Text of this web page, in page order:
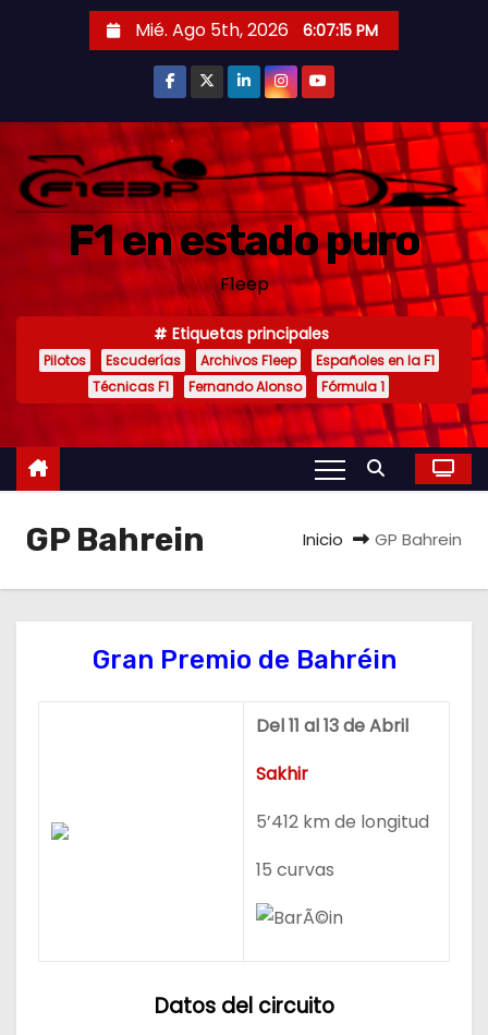
i
Mié. Ago 5th, 2026 6:07:17 PM
F1 en estado puro
F1eep
Etiquetas principales
Pilotos Escuderías Archivos F1eep
Españoles en la F1
Técnicas F1
Fernando Alonso Fórmula 1
GP Bahrein Inicio GP Bahrein
Gran Premio de Bahréin
Del 11 al 13 de Abril
Sakhir
5’412 km de longitud
15 curvas
Datos del circuito